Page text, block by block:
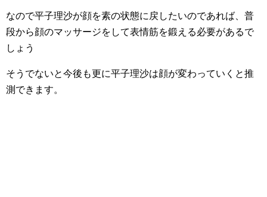
なので平子理沙が顔を素の状態に戻したいのであれば、普
段から顔のマッサージをして表情筋を鍛える必要があるで
しょう
そうでないと今後も更に平子理沙は顔が変わっていくと推
測できます。